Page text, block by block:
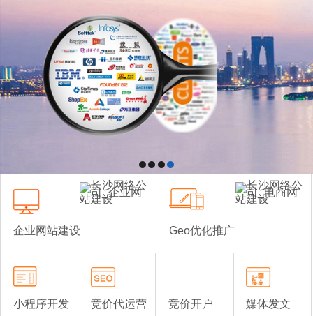
企业网站建设 Geo优化推广
小程序开发 竞价代运营 竞价开户 媒体发文